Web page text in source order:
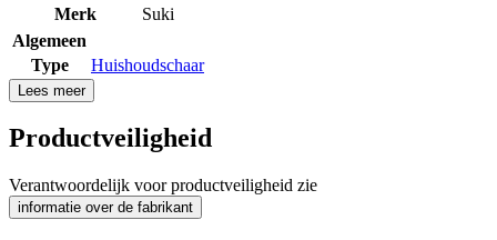
Merk
Suki
Algemeen
Type
Huishoudschaar
Lees meer
Productveiligheid
Verantwoordelijk voor productveiligheid zie
informatie over de fabrikant